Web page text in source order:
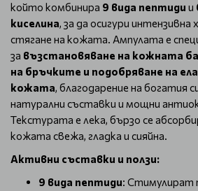
който комбинира 9 вида пептиди и
киселина, за да осигури интензивна
стягане на кожата. Ампулата е
за възстановяване на кожната
на бръчките и подобряване на
кожата, благодарение на богатия
натурални съставки и мощни
Текстурата е лека, бързо се
кожата свежа, гладка и сияйна.
Активни съставки и ползи:
9 вида пептиди: Стимулират